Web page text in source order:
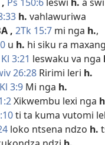
h. vahlawuriwa
, 2Tk 15:7 mi nga h.,
u h. hi siku ra
Kl 3:21 leswaku va nga
26:28 Ririmi leri h.
Kl 3:9 Mi nga h.
Xikwembu lexi nga
ti ta kuma vutomi
loko ntsena ndzo h.